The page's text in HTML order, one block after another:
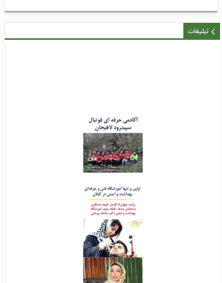
در راستای ظرفیت‌سازی و توسعه: فاز اول افزایش ظرفیت پست لاهیجان۲ به
تبلیغات